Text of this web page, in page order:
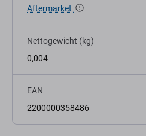
Aftermarket
Nettogewicht (kg)
0,004
EAN
2200000358486